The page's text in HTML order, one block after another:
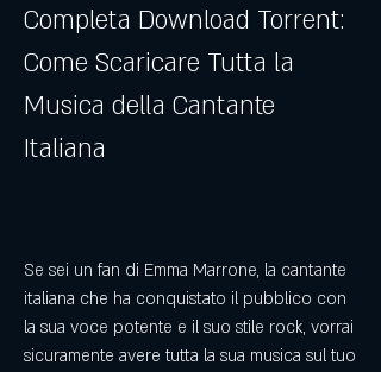
Completa Download Torrent:
Come Scaricare Tutta la
Musica della Cantante
Italiana
Se sei un fan di Emma Marrone, la cantante
italiana che ha conquistato il pubblico con
la sua voce potente e il suo stile rock, vorrai
sicuramente avere tutta la sua musica sul tuo